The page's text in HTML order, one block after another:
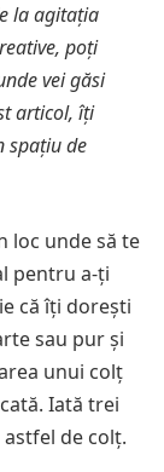
la agitația
poți
vei găsi
articol, îți
spațiu de
loc unde să te
pentru a-ți
că îți dorești
sau pur și
unui colț
Iată trei
de colț.